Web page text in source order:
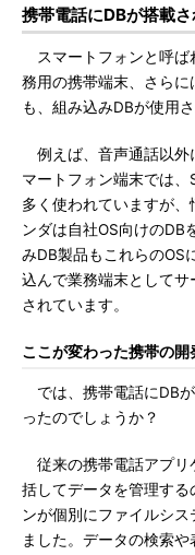
携帯電話にDBが搭載
スマートフォンと呼ば
務用の携帯端末、さら
も、組み込みDBが使用さ
例えば、音声通話以外
マートフォン端末では
多く使われていますが
ンダは自社OS向けのDB
みDB製品もこれらのOS
込んで業務端末として
されています。
ここが変わった携帯の開
では、携帯電話にDB
ったのでしょうか？
従来の携帯電話アプリ
括してデータを管理する
ンが個別にファイルシ
ました。データの検索